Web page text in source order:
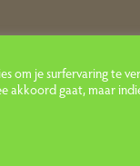
om je surfervaring te
akkoord gaat, maar